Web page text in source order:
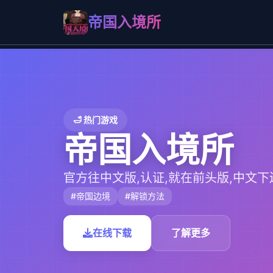
帝国入境所
🛁 热门游戏
帝国入境所
官方往中文版,认证,就在前头版,中文下
#帝国边境 #解锁方法
在线下载 了解更多